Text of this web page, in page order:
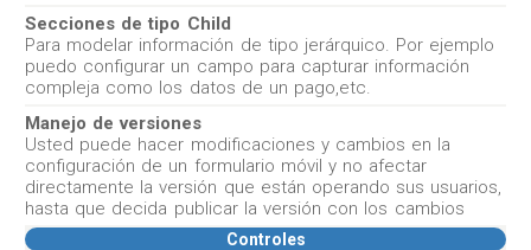
Secciones de tipo Child
Para modelar información de tipo jerárquico. Por ejemplo
puedo configurar un campo para capturar información
compleja como los datos de un pago,etc.
Manejo de versiones
Usted puede hacer modificaciones y cambios en la
configuración de un formulario móvil y no afectar
directamente la versión que están operando sus usuarios,
hasta que decida publicar la versión con los cambios
Controles